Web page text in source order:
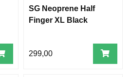
SG Neoprene Half
Finger XL Black
299,00